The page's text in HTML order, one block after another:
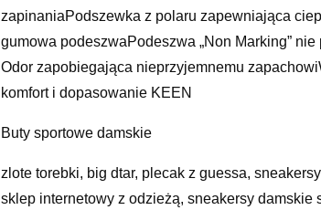
zapinaniaPodszewka z polaru zapewniająca
gumowa podeszwaPodeszwa „Non Marking”
Odor zapobiegająca nieprzyjemnemu
komfort i dopasowanie KEEN
Buty sportowe damskie
zlote torebki, big dtar, plecak z guessa,
sklep internetowy z odzieżą, sneakersy damskie